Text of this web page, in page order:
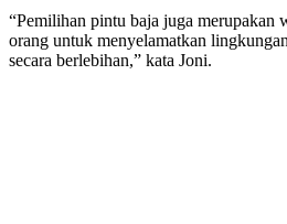
“Pemilihan pintu baja juga merupakan
orang untuk menyelamatkan
secara berlebihan,” kata Joni.